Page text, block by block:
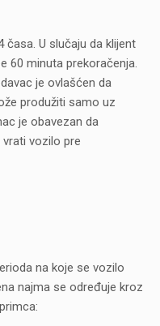
časa. U slučaju da klijent
60 minuta prekoračenja.
je ovlašćen da
produžiti samo uz
je obavezan da
vozilo pre
na koje se vozilo
najma se određuje kroz